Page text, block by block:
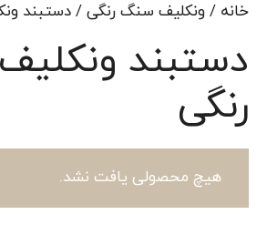
خانه / ونکلیف سنگ رنگی / دستبند
دستبند
رنگی
هیچ محصولی یافت نشد.